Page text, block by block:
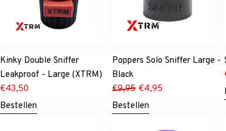
Kinky Double Sniffer
Leakproof - Large (XTRM)
€43,50
Bestellen
Poppers Solo Sniffer Large -
Black
€9,95 €4,95
Bestellen